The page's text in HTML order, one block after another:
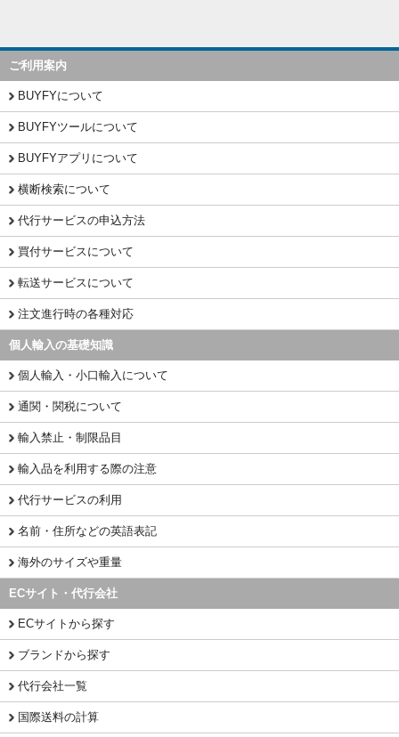
ご利用案内
BUYFYについて
BUYFYツールについて
BUYFYアプリについて
横断検索について
代行サービスの申込方法
買付サービスについて
転送サービスについて
注文進行時の各種対応
個人輸入の基礎知識
個人輸入・小口輸入について
通関・関税について
輸入禁止・制限品目
輸入品を利用する際の注意
代行サービスの利用
名前・住所などの英語表記
海外のサイズや重量
ECサイト・代行会社
ECサイトから探す
ブランドから探す
代行会社一覧
国際送料の計算